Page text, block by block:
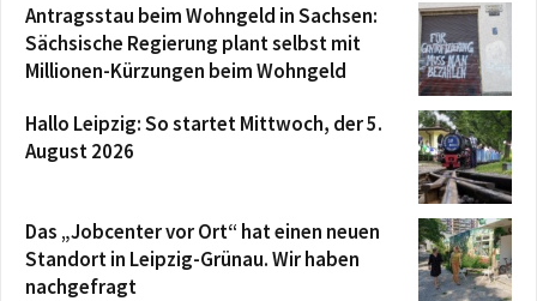
Antragsstau beim Wohngeld in Sachsen:
Sächsische Regierung plant selbst mit
Millionen-Kürzungen beim Wohngeld
Hallo Leipzig: So startet Mittwoch, der 5.
August 2026
Das „Jobcenter vor Ort“ hat einen neuen
Standort in Leipzig-Grünau. Wir haben
nachgefragt